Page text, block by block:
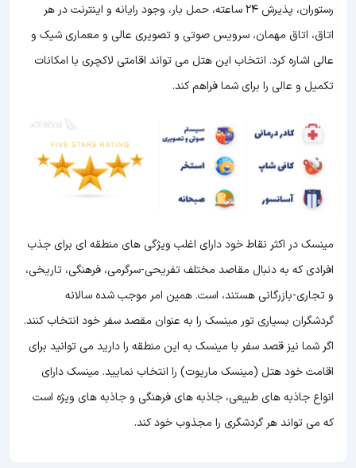
رستوران، پذیرش 24 ساعته، حمل بار، وجود رایانه و اینترنت در هر
اتاق، اتاق مهمان، سرویس صوتی و تصویری عالی و معماری شیک و
عالی اشاره کرد. انتخاب این هتل می تواند اقامتی لاکچری با امکانات
تکمیل و عالی را برای شما فراهم کند.
مینسک در اکثر نقاط خود دارای اغلب ویژگی های منطقه ای برای جذب
افرادی که به دنبال مقاصد مختلف تفریحی-سرگرمی، فرهنگی، تاریخی،
و تجاری-بازرگانی هستند، است. همین امر موجب شده سالانه
گردشگران بسیاری تور مینسک را به عنوان مقصد سفر خود انتخاب کنند.
اگر شما نیز قصد سفر با مینسک به این منطقه را دارید می توانید برای
اقامت خود هتل (مینسک ماریوت) را انتخاب نمایید. مینسک دارای
انواع جاذبه های طبیعی، جاذبه های فرهنگی و جاذبه های ویژه است
که می تواند هر گردشگری را مجذوب خود کند.